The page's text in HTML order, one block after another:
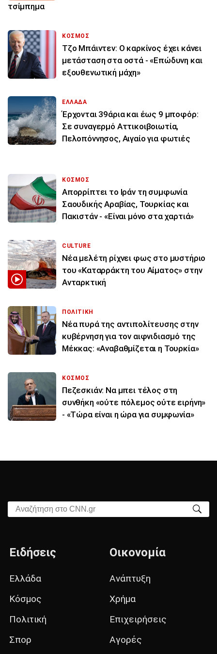
τσίμπημα
ΚΟΣΜΟΣ
Τζο Μπάιντεν: Ο καρκίνος έχει κάνει
μετάσταση στα οστά - «Επώδυνη και
εξουθενωτική μάχη»
ΕΛΛΑΔΑ
Έρχονται 39άρια και έως 9 μποφόρ:
Σε συναγερμό Αττικοιβοιωτία,
Πελοπόννησος, Αιγαίο για φωτιές
ΚΟΣΜΟΣ
Απορρίπτει το Ιράν τη συμφωνία
Σαουδικής Αραβίας, Τουρκίας και
Πακιστάν - «Είναι μόνο στα χαρτιά»
CULTURE
Νέα μελέτη ρίχνει φως στο μυστήριο
του «Καταρράκτη του Αίματος» στην
Ανταρκτική
ΠΟΛΙΤΙΚΗ
Νέα πυρά της αντιπολίτευσης στην
κυβέρνηση για τον αιφνιδιασμό της
Μέκκας: «Αναβαθμίζεται η Τουρκία»
ΚΟΣΜΟΣ
Πεζεσκιάν: Να μπει τέλος στη
συνθήκη «ούτε πόλεμος ούτε ειρήνη»
- «Τώρα είναι η ώρα για συμφωνία»
Αναζήτηση στο CNN.gr
Ειδήσεις
Ελλάδα
Κόσμος
Πολιτική
Σπορ
Οικονομία
Ανάπτυξη
Χρήμα
Επιχειρήσεις
Αγορές